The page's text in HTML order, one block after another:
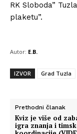
RK Sloboda”
plaketu”.
Autor: E.B.
IZVOR Grad Tuzla
Prethodni članak
Kviz je više od
igra znanja i